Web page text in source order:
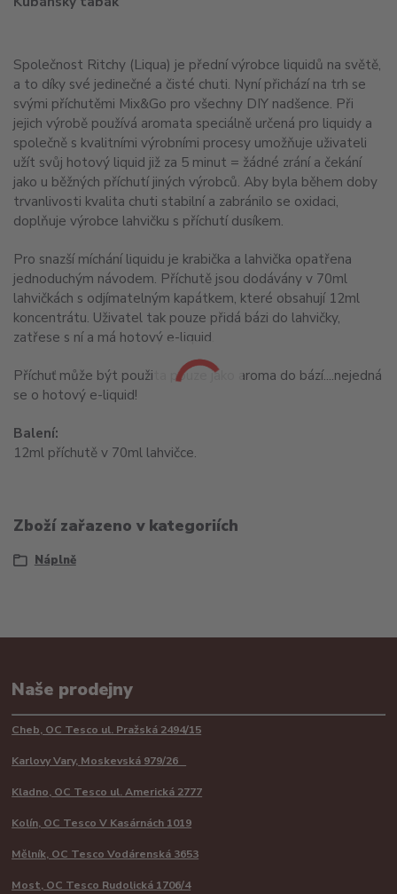
Společnost Ritchy (Liqua) je přední výrobce liquidů na světě,
a to díky své jedinečné a čisté chuti. Nyní přichází na trh se
svými příchutěmi Mix&Go pro všechny DIY nadšence. Při
jejich výrobě používá aromata speciálně určená pro liquidy a
společně s kvalitními výrobními procesy umožňuje uživateli
užít svůj hotový liquid již za 5 minut = žádné zrání a čekání
jako u běžných příchutí jiných výrobců. Aby byla během doby
trvanlivosti kvalita chuti stabilní a zabránilo se oxidaci,
doplňuje výrobce lahvičku s příchutí dusíkem.
Pro snazší míchání liquidu je krabička a lahvička opatřena
jednoduchým návodem. Příchutě jsou dodávány v 70ml
lahvičkách s odjímatelným kapátkem, které obsahují 12ml
koncentrátu. Uživatel tak pouze přidá bázi do lahvičky,
zatřese s ní a má hotový e-liquid.
Příchuť může být použita pouze jako aroma do bází....nejedná
se o hotový e-liquid!
Balení:
12ml příchutě v 70ml lahvičce.
Zboží zařazeno v kategoriích
Náplně
Naše prodejny
Cheb, OC Tesco ul. Pražská 2494/15
Karlovy Vary, Moskevská 979/26
Kladno, OC Tesco ul. Americká 2777
Kolín, OC Tesco V Kasárnách 1019
Mělník, OC Tesco Vodárenská 3653
Most, OC Tesco Rudolická 1706/4